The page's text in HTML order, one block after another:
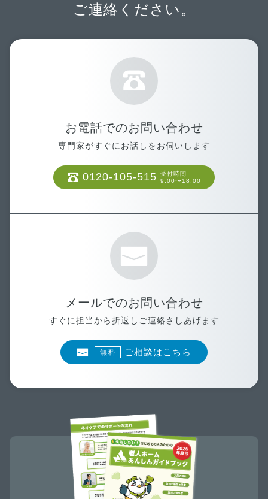
ご連絡ください。
お電話でのお問い合わせ
専門家がすぐにお話しをお伺いします
0120-105-515
受付時間
9:00〜18:00
メールでのお問い合わせ
すぐに担当から折返しご連絡さしあげます
無料 ご相談はこちら